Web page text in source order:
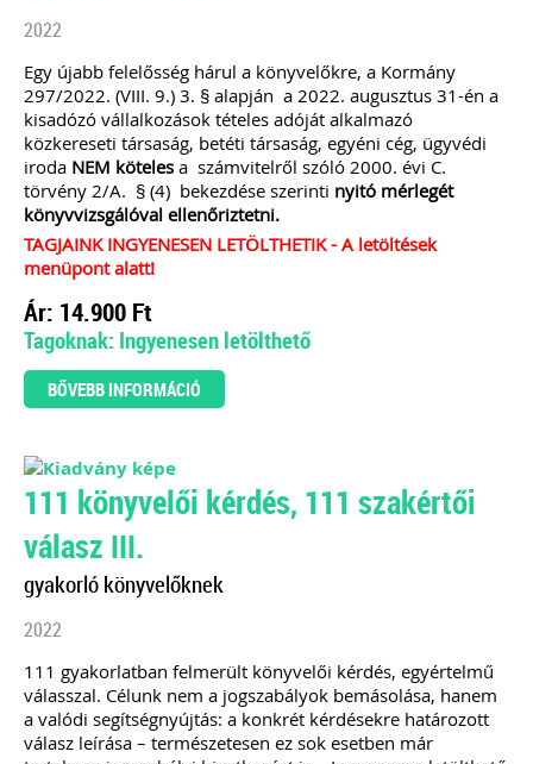
iroda
NEM köteles
a számvitelről szóló
2000. évi C. törvény 2/A. § (4)
bekezdése szerintinyitó mérlegét
könyvvizsgálóval ellenőriztetni.
TAGJAINK INGYENESEN LETÖLTHETIK -
A letöltések menüpont alatt!
Ár: 14.900 Ft
Tagoknak: Ingyenesen
Szakmai sarok.
vásárokon történő
részvételének
2022
Egy újabb felelősség hárul a könyvelőkre, a Kormány
297/2022. (VIII. 9.) 3. § alapján a 2022. augusztus 31-én a
kisadózó vállalkozások tételes adóját alkalmazó
közkereseti társaság, betéti társaság, egyéni cég, ügyvédi
iroda NEM köteles a számvitelről szóló 2000. évi C.
törvény 2/A. § (4) bekezdése szerinti nyitó mérlegét
könyvvizsgálóval ellenőriztetni.
TAGJAINK INGYENESEN LETÖLTHETIK - A letöltések
menüpont alatt!
Ár: 14.900 Ft
Tagoknak: Ingyenesen letölthető
BŐVEBB INFORMÁCIÓ
111 könyvelői kérdés, 111 szakértői
válasz III.
gyakorló könyvelőknek
2022
111 gyakorlatban felmerült könyvelői kérdés, egyértelmű
válasszal. Célunk nem a jogszabályok bemásolása, hanem
a valódi segítségnyújtás: a konkrét kérdésekre határozott
válasz leírása – természetesen ez sok esetben már